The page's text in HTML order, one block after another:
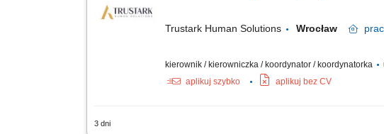
Trustark Human Solutions Wrocław
kierownik / kierowniczka / koordynator / koordynatorka
aplikuj szybko
aplikuj bez CV
3 dni